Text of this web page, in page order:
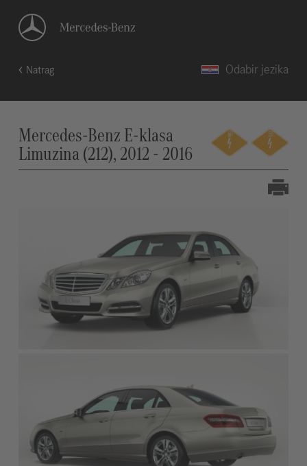
Natrag Odabir jezika
Mercedes-Benz E-klasa
Limuzina (212), 2012 - 2016